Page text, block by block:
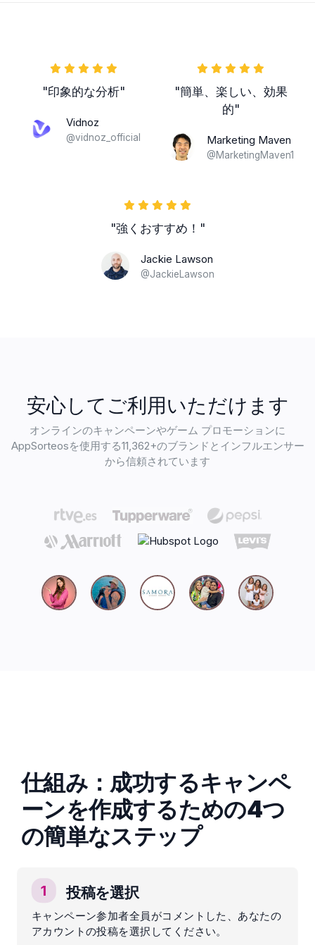
"印象的な分析"
Vidnoz
@vidnoz_official
"簡単、楽しい、効果
的"
Marketing Maven
@MarketingMaven1
"強くおすすめ！"
Jackie Lawson
@JackieLawson
安心してご利用いただけます
オンラインのキャンペーンやゲーム プロモーションに
AppSorteosを使用する11,362+のブランドとインフルエンサー
から信頼されています
仕組み：成功するキャンペ
ーンを作成するための4つ
の簡単なステップ
1 投稿を選択
キャンペーン参加者全員がコメントした、あなたの
アカウントの投稿を選択してください。